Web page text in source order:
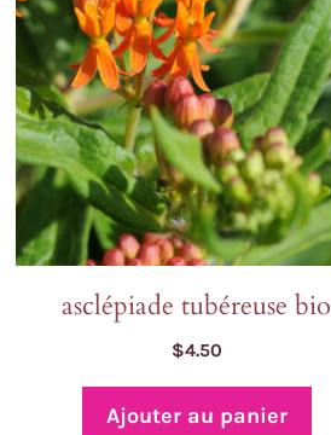
asclépiade tubéreuse bio
$4.50
Ajouter au panier